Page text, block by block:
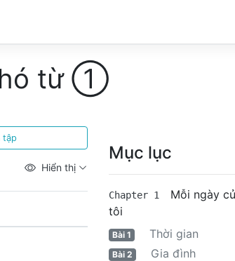
từ ①
tập
Hiển thị
Mục lục
Chapter 1
Mỗi ngày
tôi
Bài 1 Thời gian
Bài 2 Gia đình